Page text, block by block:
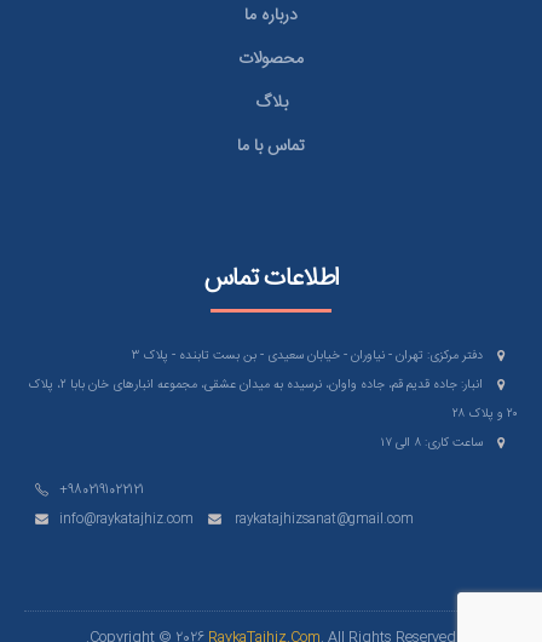
درباره ما
محصولات
بلاگ
تماس با ما
اطلاعات تماس
دفتر مرکزی: تهران - نیاوران - خیابان سعیدی - بن بست تابنده - پلاک ۳
انبار: جاده قدیم قم، جاده واوان، نرسیده به میدان عشقی، مجموعه انبارهای خان بابا ۲، پلاک
۲۰ و پلاک ۲۸
ساعت کاری: ۸ الی ۱۷
+9802191022121
info@raykatajhiz.com
raykatajhizsanat@gmail.com